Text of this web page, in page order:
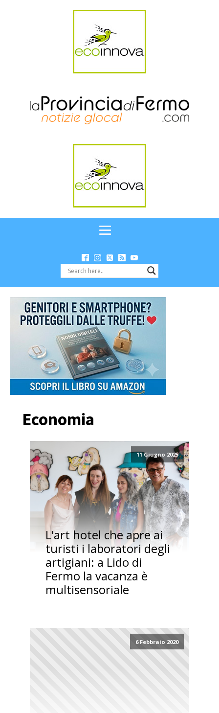
Economia
11 Giugno 2025
L'art hotel che apre ai
turisti i laboratori degli
artigiani: a Lido di
Fermo la vacanza è
multisensoriale
6 Febbraio 2020